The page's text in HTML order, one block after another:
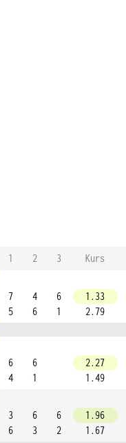
1 2 3
Kurs
7
5
4
6
6
1
1.33
2.79
6
4
6
1
2.27
1.49
3
6
6
3
6
2
1.96
1.67